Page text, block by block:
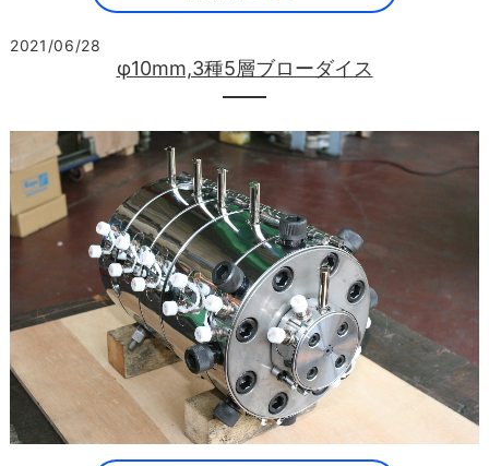
2021/06/28
φ10mm,3種5層ブローダイス